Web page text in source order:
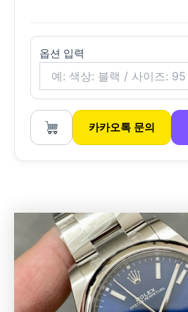
옵션 입력
카카오톡 문의